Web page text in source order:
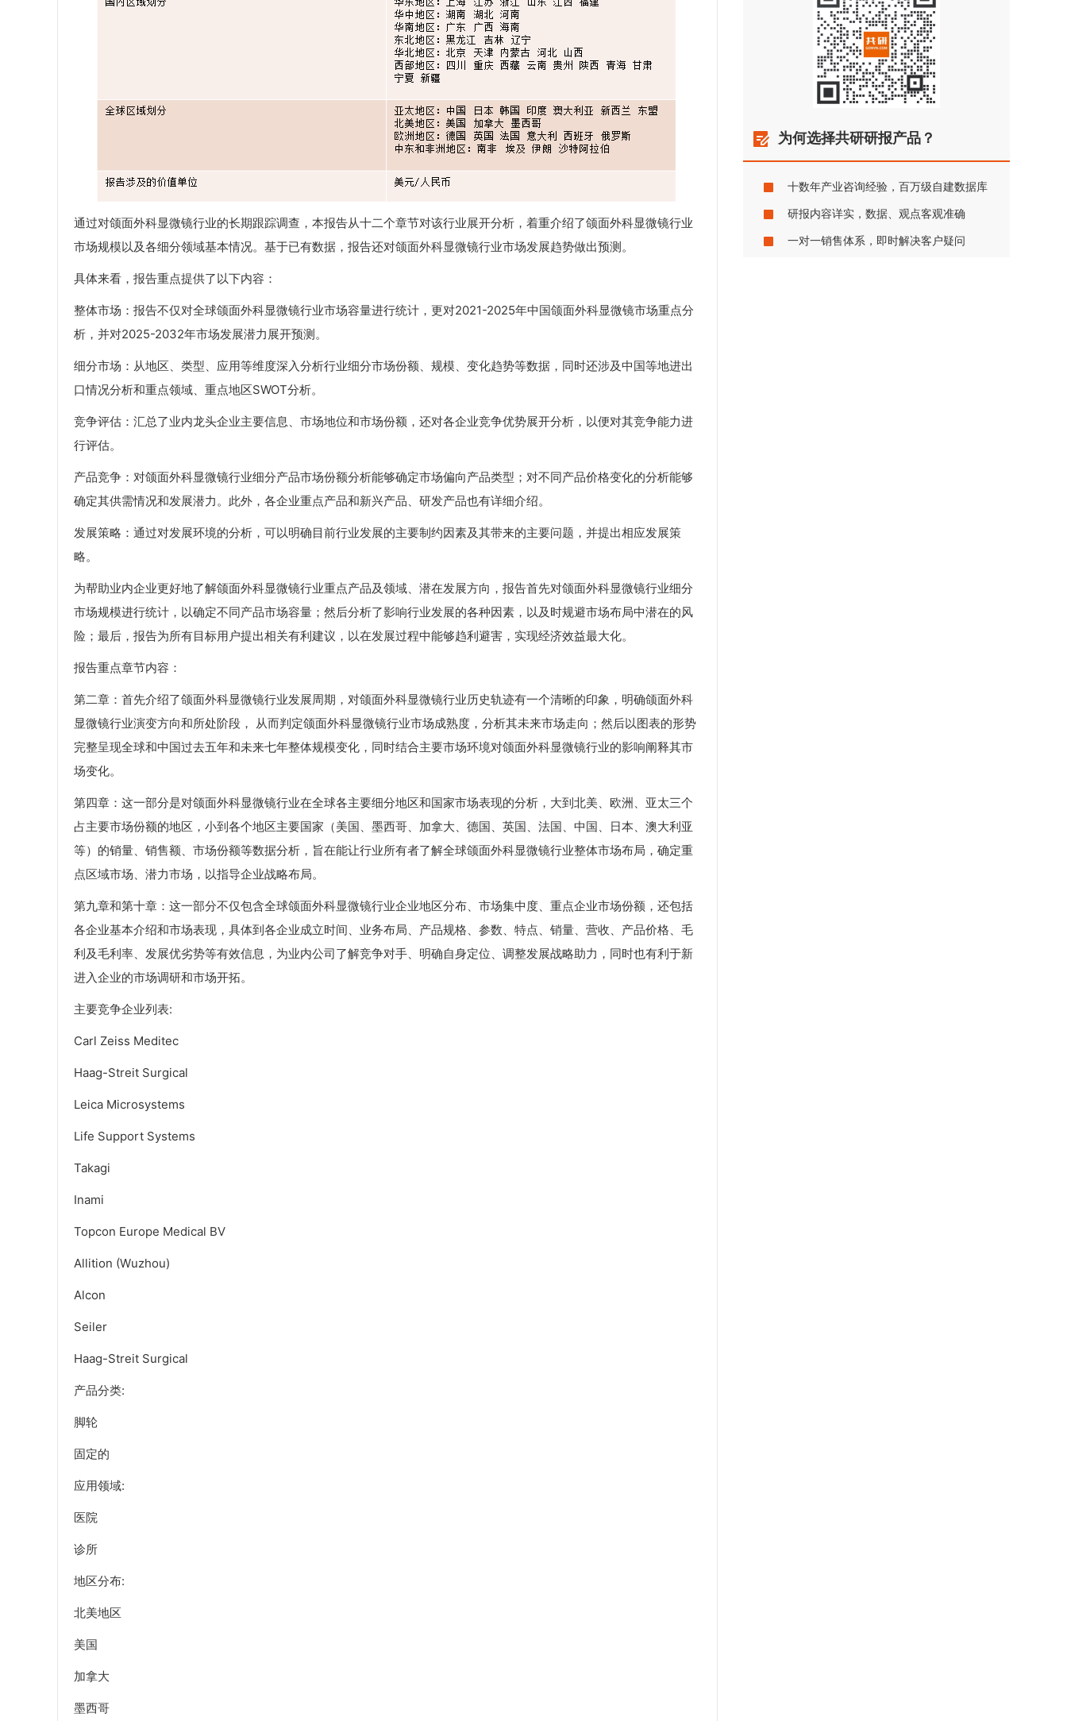
通过对颌面外科显微镜行业的长期跟踪调查，本报告从十二个章节对该行业展开分析，着重介绍了颌面外科显微镜行业
市场规模以及各细分领域基本情况。基于已有数据，报告还对颌面外科显微镜行业市场发展趋势做出预测。
具体来看，报告重点提供了以下内容：
整体市场：报告不仅对全球颌面外科显微镜行业市场容量进行统计，更对2021-2025年中国颌面外科显微镜市场重点分
析，并对2025-2032年市场发展潜力展开预测。
细分市场：从地区、类型、应用等维度深入分析行业细分市场份额、规模、变化趋势等数据，同时还涉及中国等地进出
口情况分析和重点领域、重点地区SWOT分析。
竞争评估：汇总了业内龙头企业主要信息、市场地位和市场份额，还对各企业竞争优势展开分析，以便对其竞争能力进
行评估。
产品竞争：对颌面外科显微镜行业细分产品市场份额分析能够确定市场偏向产品类型；对不同产品价格变化的分析能够
确定其供需情况和发展潜力。此外，各企业重点产品和新兴产品、研发产品也有详细介绍。
发展策略：通过对发展环境的分析，可以明确目前行业发展的主要制约因素及其带来的主要问题，并提出相应发展策
略。
为帮助业内企业更好地了解颌面外科显微镜行业重点产品及领域、潜在发展方向，报告首先对颌面外科显微镜行业细分
市场规模进行统计，以确定不同产品市场容量；然后分析了影响行业发展的各种因素，以及时规避市场布局中潜在的风
险；最后，报告为所有目标用户提出相关有利建议，以在发展过程中能够趋利避害，实现经济效益最大化。
报告重点章节内容：
第二章：首先介绍了颌面外科显微镜行业发展周期，对颌面外科显微镜行业历史轨迹有一个清晰的印象，明确颌面外科
显微镜行业演变方向和所处阶段， 从而判定颌面外科显微镜行业市场成熟度，分析其未来市场走向；然后以图表的形势
完整呈现全球和中国过去五年和未来七年整体规模变化，同时结合主要市场环境对颌面外科显微镜行业的影响阐释其市
场变化。
第四章：这一部分是对颌面外科显微镜行业在全球各主要细分地区和国家市场表现的分析，大到北美、欧洲、亚太三个
占主要市场份额的地区，小到各个地区主要国家（美国、墨西哥、加拿大、德国、英国、法国、中国、日本、澳大利亚
等）的销量、销售额、市场份额等数据分析，旨在能让行业所有者了解全球颌面外科显微镜行业整体市场布局，确定重
点区域市场、潜力市场，以指导企业战略布局。
第九章和第十章：这一部分不仅包含全球颌面外科显微镜行业企业地区分布、市场集中度、重点企业市场份额，还包括
各企业基本介绍和市场表现，具体到各企业成立时间、业务布局、产品规格、参数、特点、销量、营收、产品价格、毛
利及毛利率、发展优劣势等有效信息，为业内公司了解竞争对手、明确自身定位、调整发展战略助力，同时也有利于新
进入企业的市场调研和市场开拓。
主要竞争企业列表:
Carl Zeiss Meditec
Haag-Streit Surgical
Leica Microsystems
Life Support Systems
Takagi
Inami
Topcon Europe Medical BV
Allition (Wuzhou)
Alcon
Seiler
Haag-Streit Surgical
产品分类:
脚轮
固定的
应用领域:
医院
诊所
地区分布:
北美地区
美国
加拿大
墨西哥
为何选择共研研报产品？
十数年产业咨询经验，百万级自建数据库
研报内容详实，数据、观点客观准确
一对一销售体系，即时解决客户疑问